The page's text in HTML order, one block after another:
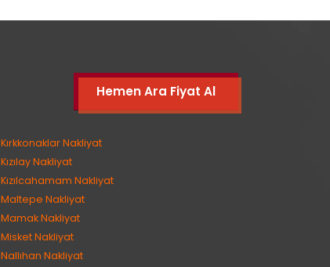
Hemen Ara Fiyat Al
Kırkkonaklar Nakliyat
Kızılay Nakliyat
Kızılcahamam Nakliyat
Maltepe Nakliyat
Mamak Nakliyat
Misket Nakliyat
Nallıhan Nakliyat